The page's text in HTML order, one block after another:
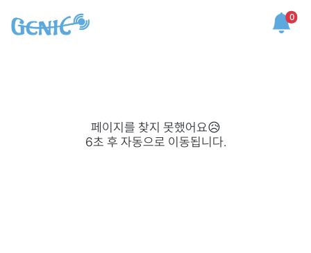
0
페이지를 찾지 못했어요😥
6초 후 자동으로 이동됩니다.